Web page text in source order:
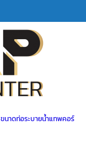
ขนาดท่อระบายน้ำแทพคอร์